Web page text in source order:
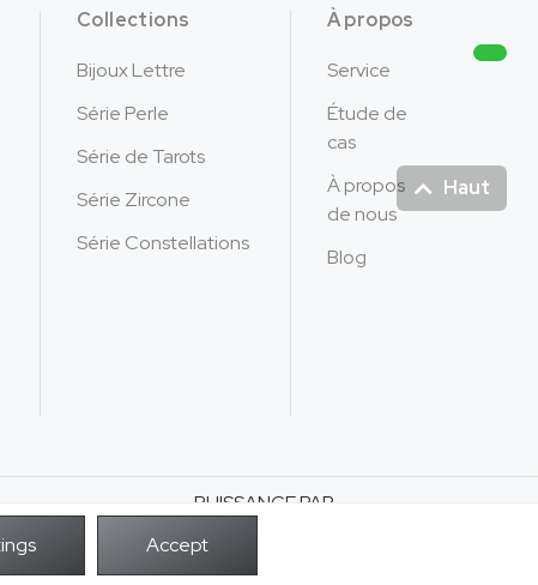
Haut
Collections
Bijoux Lettre
Série Perle
Série de Tarots
Série Zircone
Série Constellations
À propos
Service
Étude de
cas
À propos
de nous
Blog
droits réservés.
PUISSANCE PAR
infidélité